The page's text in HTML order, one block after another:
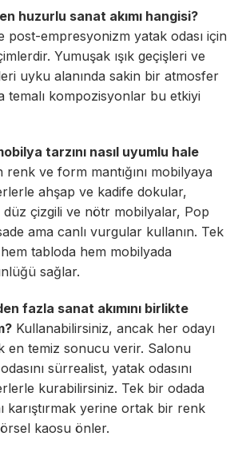
huzurlu sanat akımı hangisi?
post-empresyonizm yatak odası için
Yumuşak ışık geçişleri ve
uyku alanında sakin bir atmosfer
temalı kompozisyonlar bu etkiyi
tarzını nasıl uyumlu hale
renk ve form mantığını mobilyaya
ahşap ve kadife dokular,
çizgili ve nötr mobilyalar, Pop
ama canlı vurgular kullanın. Tek
tabloda hem mobilyada
sağlar.
fazla sanat akımını birlikte
Kullanabilirsiniz, ancak her odayı
en temiz sonucu verir. Salonu
sürrealist, yatak odasını
kurabilirsiniz. Tek bir odada
karıştırmak yerine ortak bir renk
kaosu önler.